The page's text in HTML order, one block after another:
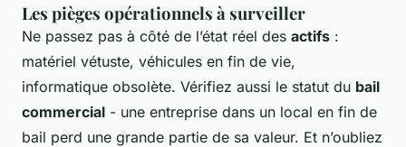
Les pièges opérationnels à surveiller
Ne passez pas à côté de l’état réel des actifs :
matériel vétuste, véhicules en fin de vie,
informatique obsolète. Vérifiez aussi le statut du bail
commercial - une entreprise dans un local en fin de
bail perd une grande partie de sa valeur. Et n’oubliez